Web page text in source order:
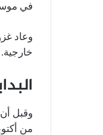
في
خارجية.
وقبل
من